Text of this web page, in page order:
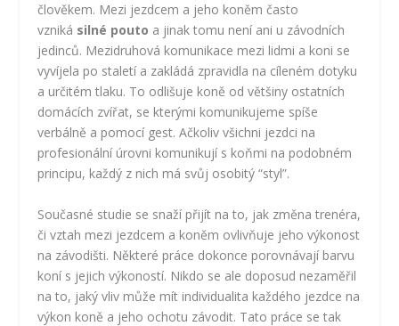
člověkem. Mezi jezdcem a jeho koněm často
vzniká silné pouto a jinak tomu není ani u závodních
jedinců. Mezidruhová komunikace mezi lidmi a koni se
vyvíjela po staletí a zakládá zpravidla na cíleném dotyku
a určitém tlaku. To odlišuje koně od většiny ostatních
domácích zvířat, se kterými komunikujeme spíše
verbálně a pomocí gest. Ačkoliv všichni jezdci na
profesionální úrovni komunikují s koňmi na podobném
principu, každý z nich má svůj osobitý “styl”.
Současné studie se snaží přijít na to, jak změna trenéra,
či vztah mezi jezdcem a koněm ovlivňuje jeho výkonost
na závodišti. Některé práce dokonce porovnávají barvu
koní s jejich výkoností. Nikdo se ale doposud nezaměřil
na to, jaký vliv může mít individualita každého jezdce na
výkon koně a jeho ochotu závodit. Tato práce se tak